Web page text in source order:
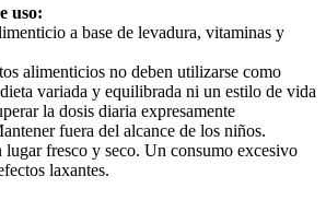
uso:
a base de levadura, vitaminas y
alimenticios no deben utilizarse como
variada y equilibrada ni un estilo de vida
la dosis diaria expresamente
fuera del alcance de los niños.
lugar fresco y seco. Un consumo excesivo
laxantes.